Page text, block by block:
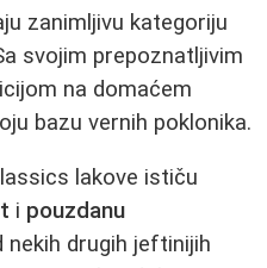
zanimljivu kategoriju
svojim prepoznatljivim
na domaćem
bazu vernih poklonika.
lakove ističu
i pouzdanu
nekih drugih jeftinijih